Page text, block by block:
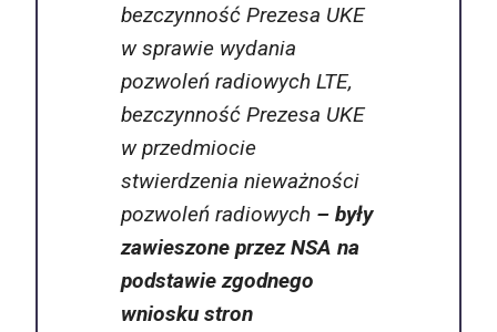
bezczynność Prezesa UKE
w sprawie wydania
pozwoleń radiowych LTE,
bezczynność Prezesa UKE
w przedmiocie
stwierdzenia nieważności
pozwoleń radiowych – były
zawieszone przez NSA na
podstawie zgodnego
wniosku stron